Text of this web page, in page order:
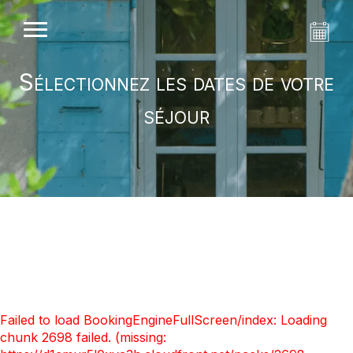
Sélectionnez les dates de votre
séjour
Failed to load BookingEngineFullScreen/index: Loading
chunk 2698 failed. (missing: